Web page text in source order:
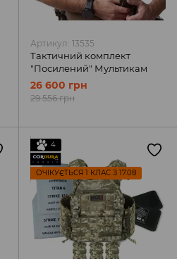
Артикул: 13535
Тактичний комплект
"Посилений" Мультикам
26 600 грн
29 556 грн
4
ОЧІКУЄТЬСЯ 1 КЛАС З 17.08